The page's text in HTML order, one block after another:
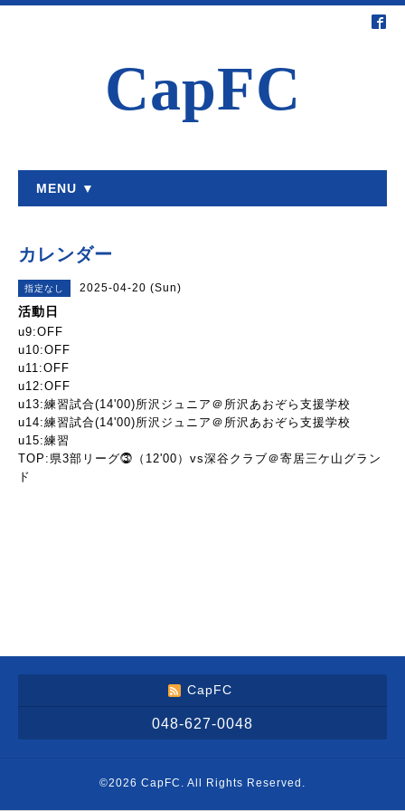
CapFC
MENU ▼
カレンダー
指定なし 2025-04-20 (Sun)
活動日
u9:OFF
u10:OFF
u11:OFF
u12:OFF
u13:練習試合(14'00)所沢ジュニア＠所沢あおぞら支援学校
u14:練習試合(14'00)所沢ジュニア＠所沢あおぞら支援学校
u15:練習
TOP:県3部リーグ⓷（12'00）vs深谷クラブ＠寄居三ケ山グラン
ド
CapFC
048-627-0048
©2026 CapFC . All Rights Reserved.